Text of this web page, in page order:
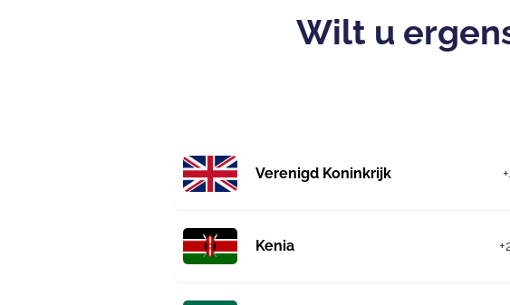
Wilt u
Verenigd Koninkrijk
Kenia